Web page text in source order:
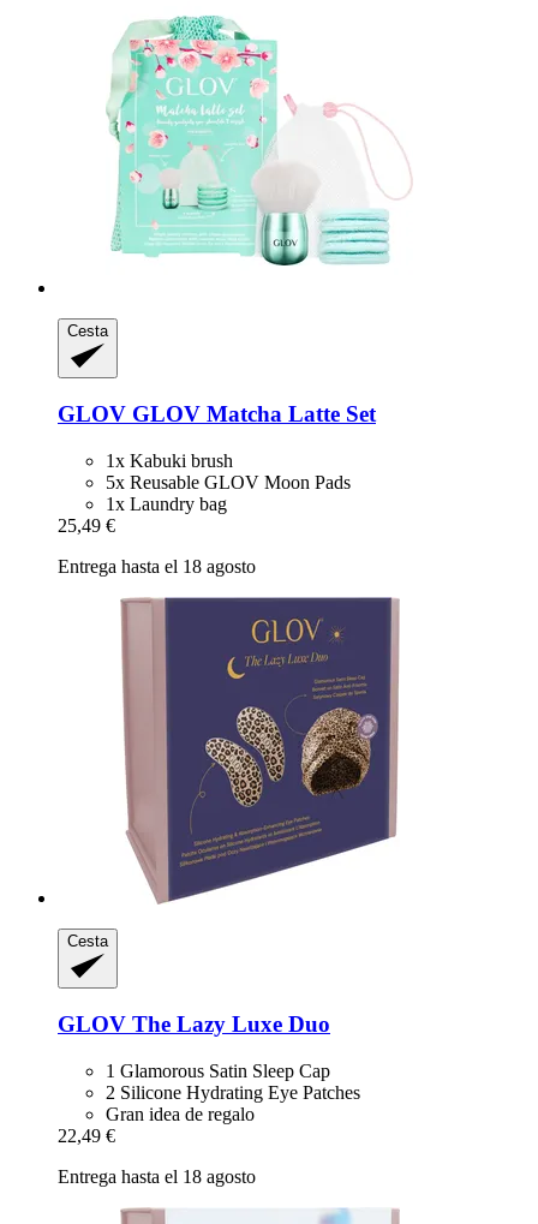
Cesta
GLOV GLOV Matcha Latte Set
1x Kabuki brush
5x Reusable GLOV Moon Pads
1x Laundry bag
25,49 €
Entrega hasta el 18 agosto
Cesta
GLOV The Lazy Luxe Duo
1 Glamorous Satin Sleep Cap
2 Silicone Hydrating Eye Patches
Gran idea de regalo
22,49 €
Entrega hasta el 18 agosto